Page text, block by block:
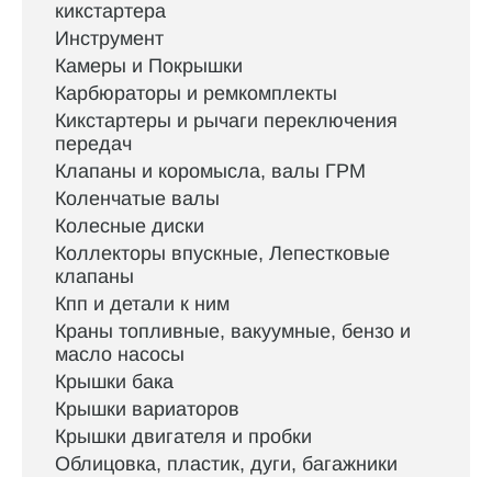
кикстартера
Инструмент
Камеры и Покрышки
Карбюраторы и ремкомплекты
Кикстартеры и рычаги переключения
передач
Клапаны и коромысла, валы ГРМ
Коленчатые валы
Колесные диски
Коллекторы впускные, Лепестковые
клапаны
Кпп и детали к ним
Краны топливные, вакуумные, бензо и
масло насосы
Крышки бака
Крышки вариаторов
Крышки двигателя и пробки
Облицовка, пластик, дуги, багажники